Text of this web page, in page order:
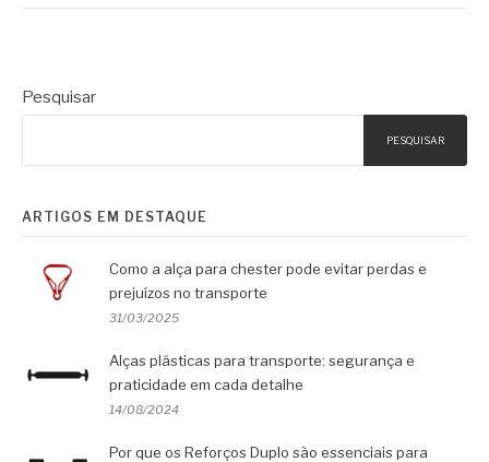
Pesquisar
PESQUISAR
ARTIGOS EM DESTAQUE
Como a alça para chester pode evitar perdas e
prejuízos no transporte
31/03/2025
Alças plásticas para transporte: segurança e
praticidade em cada detalhe
14/08/2024
Por que os Reforços Duplo são essenciais para